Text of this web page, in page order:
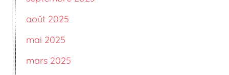
août 2025
mai 2025
mars 2025